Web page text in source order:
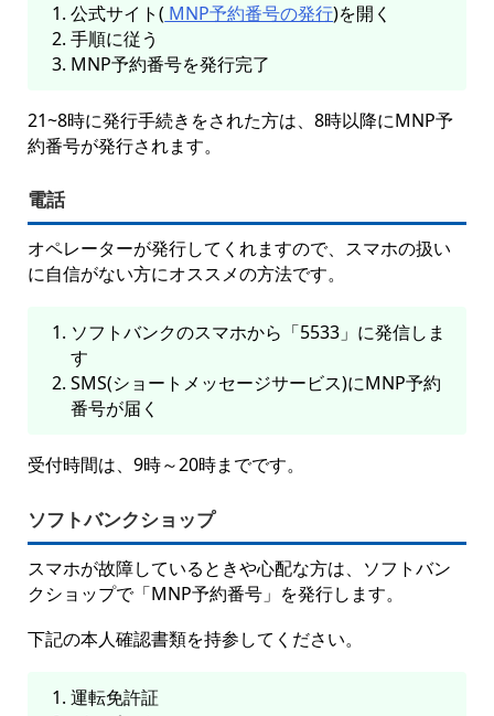
公式サイト( MNP予約番号の発行)を開く
手順に従う
MNP予約番号を発行完了
21~8時に発行手続きをされた方は、8時以降にMNP予
約番号が発行されます。
電話
オペレーターが発行してくれますので、スマホの扱い
に自信がない方にオススメの方法です。
ソフトバンクのスマホから「5533」に発信しま
す
SMS(ショートメッセージサービス)にMNP予約
番号が届く
受付時間は、9時～20時までです。
ソフトバンクショップ
スマホが故障しているときや心配な方は、ソフトバン
クショップで「MNP予約番号」を発行します。
下記の本人確認書類を持参してください。
運転免許証